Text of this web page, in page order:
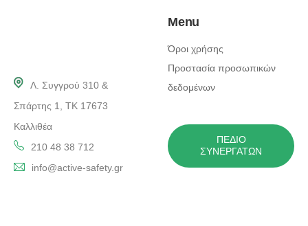
Λ. Συγγρού 310 &
Σπάρτης 1, ΤΚ 17673
Καλλιθέα
210 48 38 712
info@active-safety.gr
Menu
Όροι χρήσης
Προστασία προσωπικών
δεδομένων
ΠΕΔΊΟ
ΣΥΝΕΡΓΑΤΏΝ